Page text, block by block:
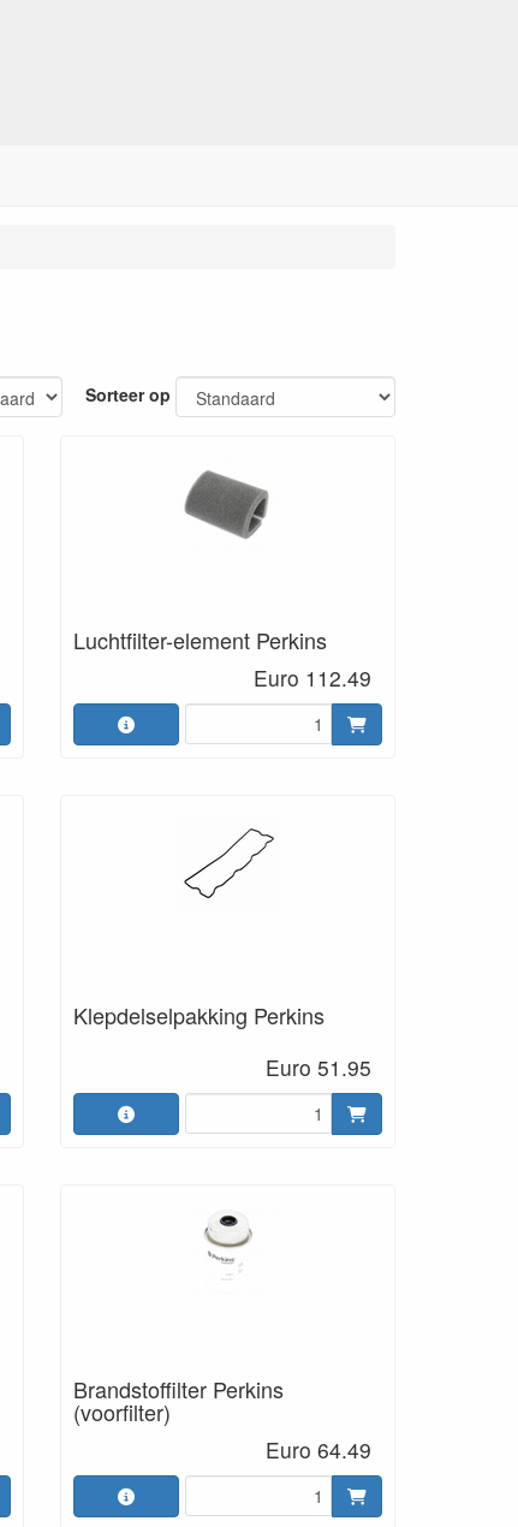
Sorteer op
Luchtfilter-element Perkins
Euro 112.49
Klepdelselpakking Perkins
Euro 51.95
Brandstoffilter Perkins
(voorfilter)
Euro 64.49